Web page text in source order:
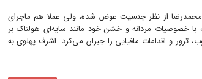
و محمدرضا از نظر جنسیت عوض شده، ولی عملا هم ماجرای
خصوصیات مردانه و خشن خود مانند سایه‌ای هولناک بر
و اقدامات مافیایی را جبران می‌کرد. اشرف پهلوی به